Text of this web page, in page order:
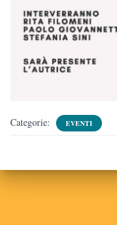
Categorie: EVENTI